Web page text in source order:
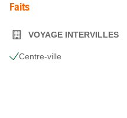
Faits
VOYAGE INTERVILLES
Centre-ville